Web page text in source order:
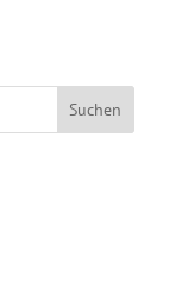
Suchen